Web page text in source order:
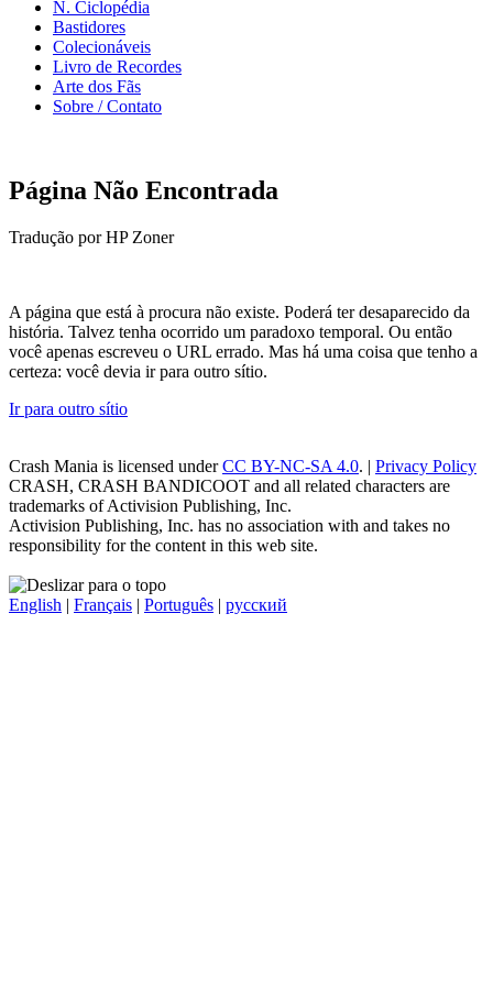
N. Ciclopédia
Bastidores
Colecionáveis
Livro de Recordes
Arte dos Fãs
Sobre / Contato
Página Não Encontrada
Tradução por HP Zoner
A página que está à procura não existe. Poderá ter desaparecido da
história. Talvez tenha ocorrido um paradoxo temporal. Ou então
você apenas escreveu o URL errado. Mas há uma coisa que tenho a
certeza: você devia ir para outro sítio.
Ir para outro sítio
Crash Mania is licensed underCC BY-NC-SA 4.0. | Privacy Policy
CRASH, CRASH BANDICOOT and all related characters are
trademarks of Activision Publishing, Inc.
Activision Publishing, Inc. has no association with and takes no
responsibility for the content in this web site.
English | Français | Português | русский